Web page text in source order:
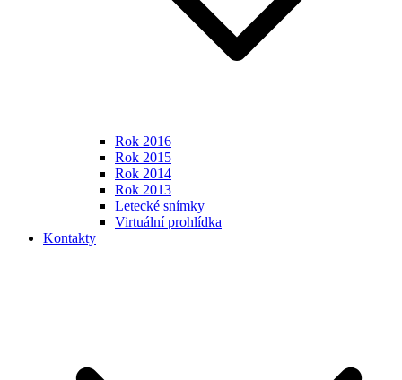
Rok 2016
Rok 2015
Rok 2014
Rok 2013
Letecké snímky
Virtuální prohlídka
Kontakty